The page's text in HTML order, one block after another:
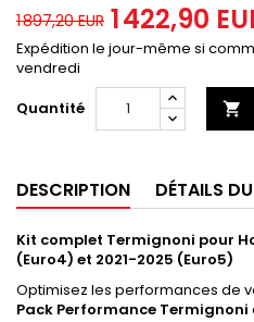
1 897,20 EUR 1 422,90
Expédition le jour-même si
vendredi
Quantité

DESCRIPTION DÉTAILS
Kit complet Termignoni pour
(Euro4) et 2021-2025 (Euro5)
Optimisez les performances de
Pack Performance Termignoni